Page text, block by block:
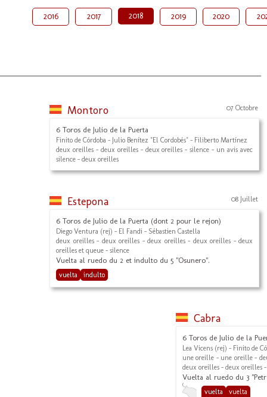
2016 2017 2018 2019 2020
Montoro 07 Octobre
6 Toros de Julio de la Puerta
Finito de Córdoba - Julio Benítez "El Cordobés" - Filiberto Martínez
deux oreilles - deux oreilles - deux oreilles - silence - un avis avec
silence - deux oreilles
Estepona 08 Juillet
6 Toros de Julio de la Puerta (dont 2 pour le rejon)
Diego Ventura (rej) - El Fandi - Sébastien Castella
deux oreilles - deux oreilles - deux oreilles - deux oreilles - deux
oreilles et queue - silence
Vuelta al ruedo du 2 et indulto du 5 "Osunero".
vuelta indulto
Cabra
6 Toros de Julio de la
Lea Vicens (rej) - Finito de
une oreille - une oreille -
deux oreilles - deux oreilles
Vuelta al ruedo du 3
vuelta vuelta